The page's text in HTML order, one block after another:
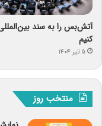
آتش‌بس را به سند
کنیم
۵ تیر ۱۴۰۴
منتخب روز